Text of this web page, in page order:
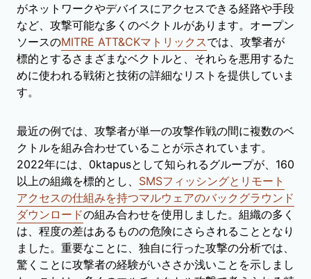
がネットワークやデバイスにアクセスできる経路や手段
など、攻撃可能な多くのベクトルがあります。オープン
ソースのMITRE ATT&CKマトリックスでは、攻撃者が
標的とするさまざまなベクトルと、それらを悪用するた
めに使われる戦術と技術の詳細なリストを提供していま
す。
最近の例では、攻撃者が単一の攻撃作戦の間に複数のベ
クトルを組み合わせていることが示されています。
2022年には、0ktapusとして知られるグループが、160
以上の組織を標的とし、 SMSフィッシングとリモート
アクセスの仕組みを持つマルウェアのバックグラウンド
ダウンロードの組み合わせを使用しました。組織の多く
は、程度の差はあるものの危険にさらされることとなり
ました。重要なことに、独自に行った攻撃の分析では、
驚くことに攻撃者の経験がいささか浅いことを示しまし